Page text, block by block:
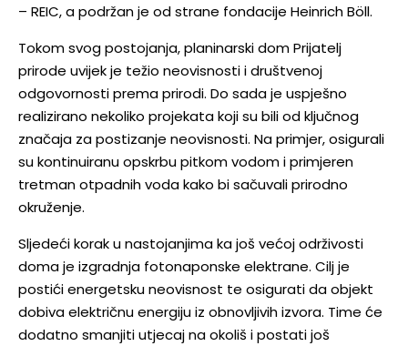
– REIC, a podržan je od strane fondacije Heinrich Böll.
Tokom svog postojanja, planinarski dom Prijatelj
prirode uvijek je težio neovisnosti i društvenoj
odgovornosti prema prirodi. Do sada je uspješno
realizirano nekoliko projekata koji su bili od ključnog
značaja za postizanje neovisnosti. Na primjer, osigurali
su kontinuiranu opskrbu pitkom vodom i primjeren
tretman otpadnih voda kako bi sačuvali prirodno
okruženje.
Sljedeći korak u nastojanjima ka još većoj održivosti
doma je izgradnja fotonaponske elektrane. Cilj je
postići energetsku neovisnost te osigurati da objekt
dobiva električnu energiju iz obnovljivih izvora. Time će
dodatno smanjiti utjecaj na okoliš i postati još